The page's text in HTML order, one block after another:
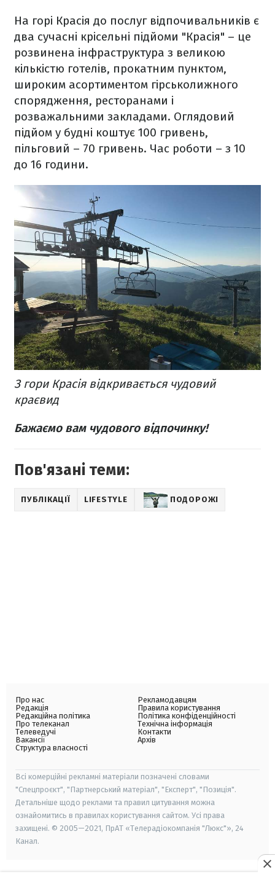
На горі Красія до послуг відпочивальників є
два сучасні крісельні підйоми "Красія" – це
розвинена інфраструктура з великою
кількістю готелів, прокатним пунктом,
широким асортиментом гірськолижного
спорядження, ресторанами і
розважальними закладами. Оглядовий
підйом у будні коштує 100 гривень,
пільговий – 70 гривень. Час роботи – з 10
до 16 години.
З гори Красія відкривається чудовий
краєвид
Бажаємо вам чудового відпочинку!
Пов'язані теми:
ПУБЛІКАЦІЇ LIFESTYLE ПОДОРОЖІ
Про нас
Редакція
Редакційна політика
Про телеканал
Телеведучі
Вакансії
Структура власності
Рекламодавцям
Правила користування
Політика конфіденційності
Технічна інформація
Контакти
Архів
Всі комерційні рекламні матеріали позначені словами
"Спецпроєкт", "Партнерський матеріал", "Експерт", "Позиція".
Детальніше щодо реклами та правил цитування можна
ознайомитись в правилах користування сайтом. Усі права
захищені. © 2005—2021, ПрАТ «Телерадіокомпанія "Люкс"», 24
Канал.